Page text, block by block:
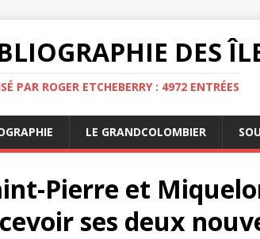
DES
PAR ROGER ETCHEBERRY : 4972 ENTRÉES
LE GRANDCOLOMBIER
Pierre et
ses deux